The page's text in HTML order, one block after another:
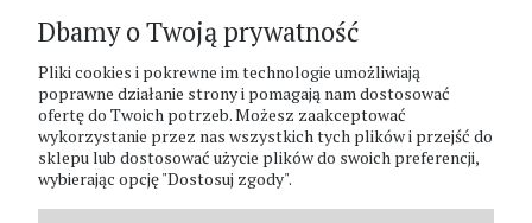
pon.-pt. 8:00 - 17:00
sobota 8:00 - 13:00
PHU Zagroda A.Szlaur
ZAGRODA Centrum Ogrodnicze
UL. Hallera 116A
Dbamy o Twoją prywatność
Pliki cookies i pokrewne im technologie umożliwiają
poprawne działanie strony i pomagają nam dostosować
ofertę do Twoich potrzeb. Możesz zaakceptować
wykorzystanie przez nas wszystkich tych plików i przejść do
sklepu lub dostosować użycie plików do swoich preferencji,
wybierając opcję "Dostosuj zgody".